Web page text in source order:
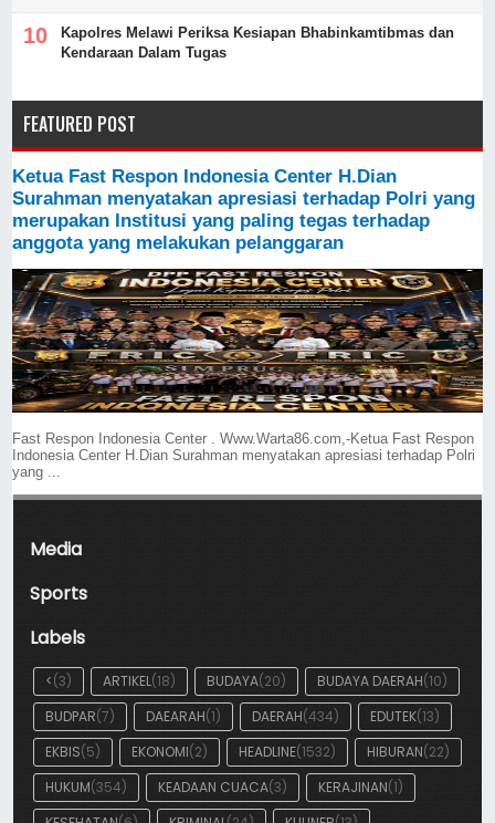
Kapolres Melawi Periksa Kesiapan Bhabinkamtibmas dan
Kendaraan Dalam Tugas
FEATURED POST
Ketua Fast Respon Indonesia Center H.Dian
Surahman menyatakan apresiasi terhadap Polri yang
merupakan Institusi yang paling tegas terhadap
anggota yang melakukan pelanggaran
Fast Respon Indonesia Center . Www.Warta86.com,-Ketua Fast Respon
Indonesia Center H.Dian Surahman menyatakan apresiasi terhadap Polri
yang ...
Media
Sports
Labels
<(3) ARTIKEL(18) BUDAYA(20) BUDAYA DAERAH(10)
BUDPAR(7) DAEARAH(1) DAERAH(434) EDUTEK(13)
EKBIS(5) EKONOMI(2) HEADLINE(1532) HIBURAN(22)
HUKUM(354) KEADAAN CUACA(3) KERAJINAN(1)